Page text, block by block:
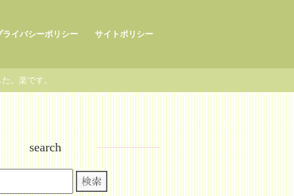
ライバシーポリシー サイトポリシー
。楽です。
search